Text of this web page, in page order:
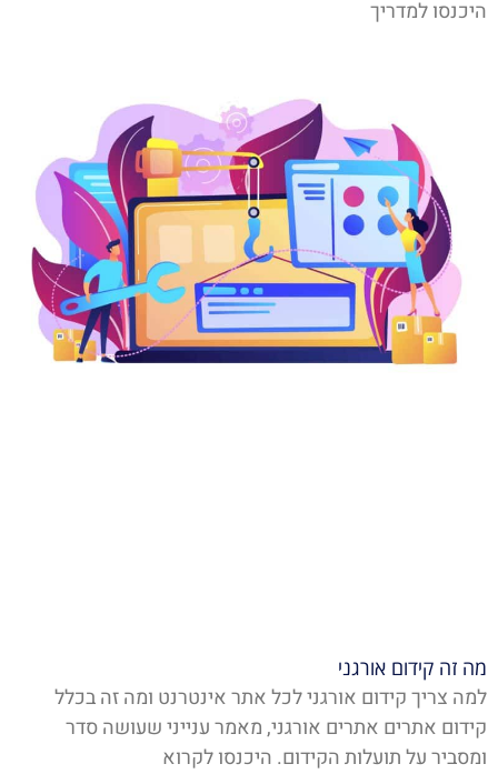
היכנסו למדריך
מה זה קידום אורגני
למה צריך קידום אורגני לכל אתר אינטרנט ומה זה בכלל
קידום אתרים אתרים אורגני, מאמר ענייני שעושה סדר
ומסביר על תועלות הקידום. היכנסו לקרוא